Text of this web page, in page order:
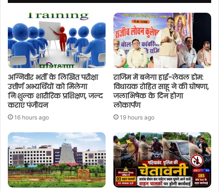
अग्निवीर भर्ती के लिखित परीक्षा
उत्तीर्ण अभ्यर्थियों को मिलेगा
निःशुल्क शारीरिक प्रशिक्षण, जल्द
कराएं पंजीयन
16 hours ago
राजिम में बनेगा हाई-लेवल डोम:
विधायक रोहित साहू ने की घोषणा,
जलाभिषेक के दिन होगा
लोकार्पण
19 hours ago